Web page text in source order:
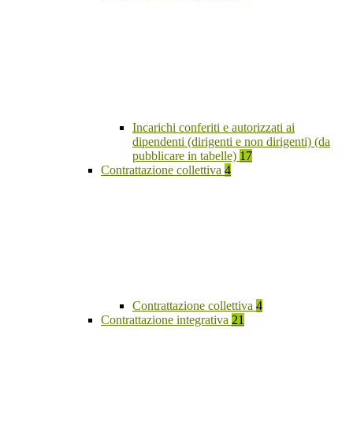
Incarichi conferiti e autorizzati ai
dipendenti (dirigenti e non dirigenti) (da
pubblicare in tabelle) 17
Contrattazione collettiva 4
Contrattazione collettiva 4
Contrattazione integrativa 21